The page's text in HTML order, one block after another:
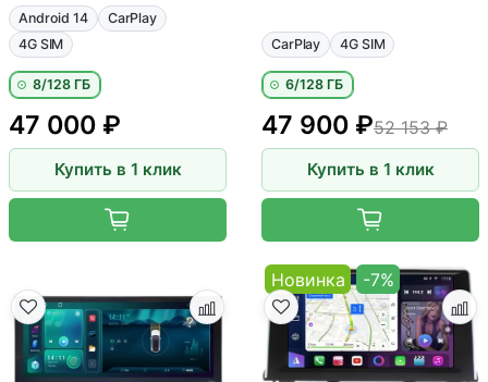
Android 14
CarPlay
4G SIM
8/128 ГБ
47 000 ₽
Купить в 1 клик
CarPlay 4G SIM
6/128 ГБ
52 153 ₽
47 900 ₽
Купить в 1 клик
Новинка -7%